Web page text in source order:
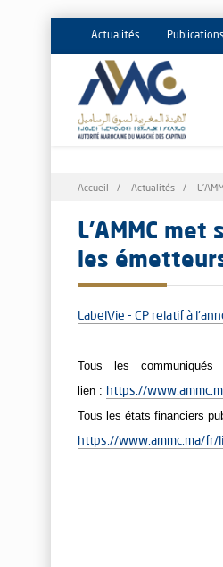
Actualités Publications
Fil
Accueil Actualités
L’AMMC
les
LabelVie - CP relatif à
Tous les
lien : https://
Tous les états financiers
https://www.ammc.ma/